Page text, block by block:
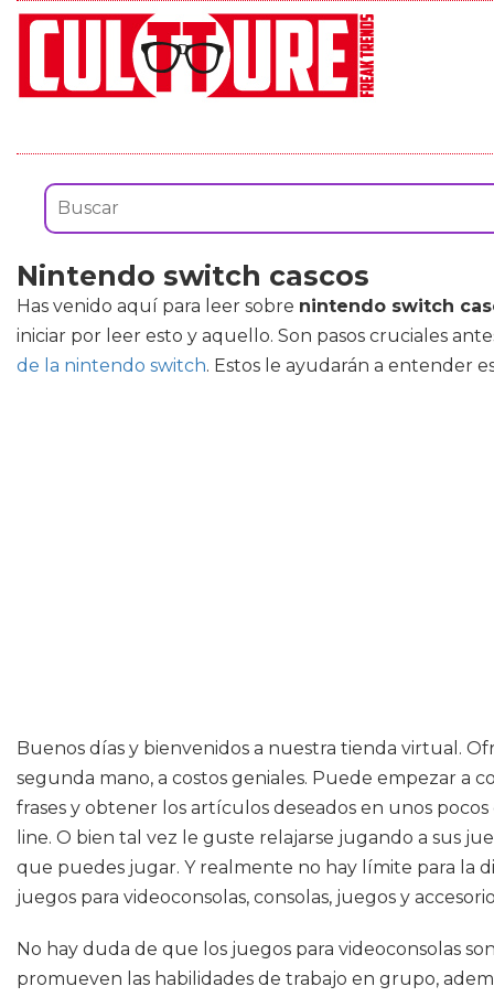
Nintendo switch cascos
Has venido aquí para leer sobre nintendo switch
iniciar por leer esto y aquello. Son pasos cruciales
de la nintendo switch. Estos le ayudarán a entender
Buenos días y bienvenidos a nuestra tienda virtual.
segunda mano, a costos geniales. Puede empezar
frases y obtener los artículos deseados en unos
line. O bien tal vez le guste relajarse jugando a sus
que puedes jugar. Y realmente no hay límite para la
juegos para videoconsolas, consolas, juegos y
No hay duda de que los juegos para videoconsolas
promueven las habilidades de trabajo en grupo,